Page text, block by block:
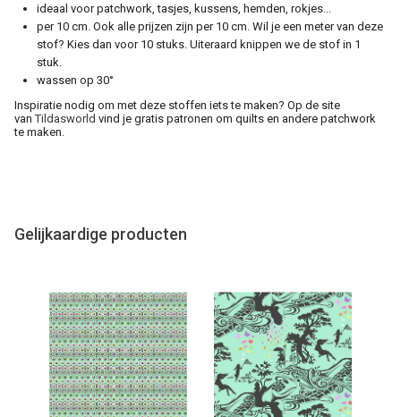
ideaal voor patchwork, tasjes, kussens, hemden, rokjes...
per 10 cm. Ook alle prijzen zijn per 10 cm. Wil je een meter van deze
stof? Kies dan voor 10 stuks. Uiteraard knippen we de stof in 1
stuk.
wassen op 30°
Inspiratie nodig om met deze stoffen iets te maken? Op de site
vanTildasworld vind je gratis patronen om quilts en andere patchwork
te maken.
Gelijkaardige producten